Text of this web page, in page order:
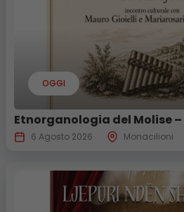
OGGI
Etnorganologia del Molise
6 Agosto 2026 Monacilioni